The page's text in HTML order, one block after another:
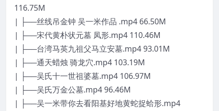
116.75M
| ├──丝线吊金钟 吴一米作品 .mp4 66.50M
| ├──宋代黄朴状元墓 凤形.mp4 110.46M
| ├──台湾马英九祖父马立安墓.mp4 93.01M
| ├──通天蜡烛 骑龙穴.mp4 103.19M
| ├──吴氏十一世祖婆墓.mp4 106.97M
| ├──吴氏万金公墓.mp4 96.46M
| ├──吴一米带你去看阳基好地黄蛇捉蛤形.mp4